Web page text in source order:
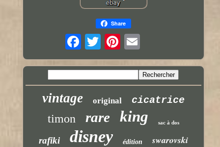
Share
vintage original cicatrice
timon rare king sac à dos
rafiki disney édition swarovski